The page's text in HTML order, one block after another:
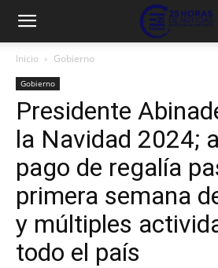
Inicio Gobierno
Gobierno
Presidente
la Navidad 2024;
pago de regalía
primera semana
y múltiples
todo el país